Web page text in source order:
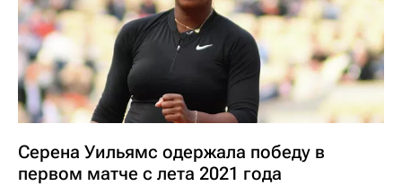
Серена Уильямс одержала победу в
первом матче с лета 2021 года